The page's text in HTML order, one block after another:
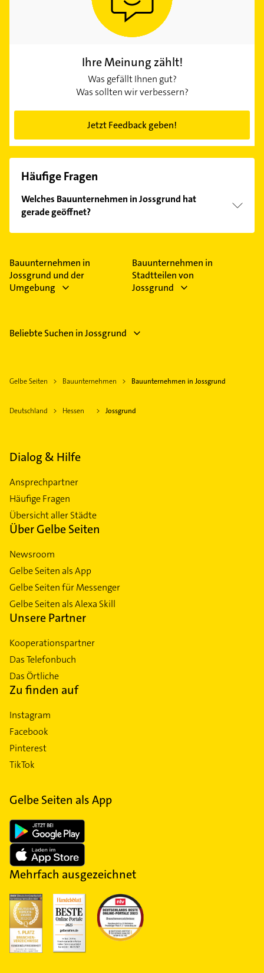
Ihre Meinung zählt!
Was gefällt Ihnen gut?
Was sollten wir verbessern?
Jetzt Feedback geben!
Häufige Fragen
Welches Bauunternehmen in Jossgrund hat
gerade geöffnet?
Im Anbieter-Bereich finden Sie alleÖffnungszeiten.
Feiertagen abweichen können.
Bauunternehmen in
Jossgrund und der
Umgebung
Bauunternehmen in
Stadtteilen von
Jossgrund
Beliebte Suchen in Jossgrund
Gelbe Seiten Bauunternehmen Bauunternehmen in Jossgrund
Deutschland Hessen Jossgrund
Dialog & Hilfe
Ansprechpartner
Häufige Fragen
Übersicht aller Städte
Über Gelbe Seiten
Newsroom
Gelbe Seiten als App
Gelbe Seiten für Messenger
Gelbe Seiten als Alexa Skill
Unsere Partner
Kooperationspartner
Das Telefonbuch
Das Örtliche
Zu finden auf
Instagram
Facebook
Pinterest
TikTok
Gelbe Seiten als App
Mehrfach ausgezeichnet